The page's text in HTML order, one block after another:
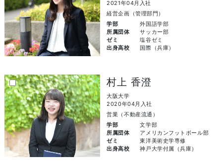
2021年04月入社
経営企画（管理部門）
学部
外国語学部
所属団体
サッカー部
ゼミ
塩谷ゼミ
出身高校
国際（兵庫）
村上 香澄
大阪大学
2020年04月入社
営業（不動産流通）
学部
文学部
所属団体
アメリカンフットボール部
ゼミ
東洋美術史学専修
出身高校
神戸大学付属（兵庫）